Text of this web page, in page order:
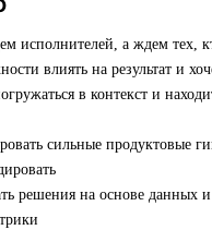
исполнителей, а ждем тех,
влиять на результат и
в контекст и
сильные продуктовые
решения на основе данных